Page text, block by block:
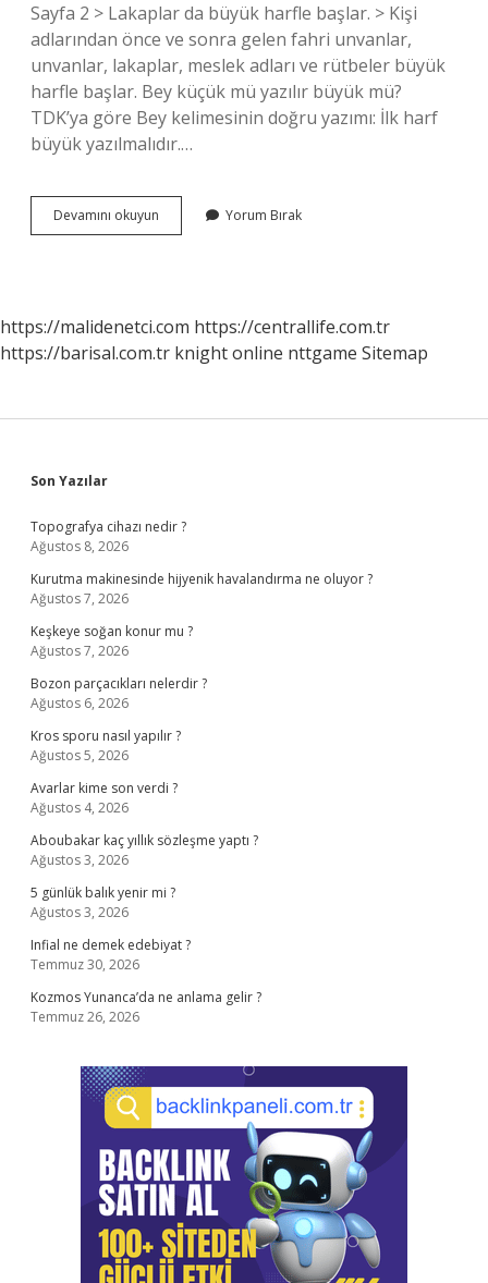
Sayfa 2 > Lakaplar da büyük harfle başlar. > Kişi
adlarından önce ve sonra gelen fahri unvanlar,
unvanlar, lakaplar, meslek adları ve rütbeler büyük
harfle başlar. Bey küçük mü yazılır büyük mü?
TDK’ya göre Bey kelimesinin doğru yazımı: İlk harf
büyük yazılmalıdır.…
Devamını okuyun
Isimleri
Yorum Bırak
https://malidenetci.com https://centrallife.com.tr
https://barisal.com.tr knight online nttgame Sitemap
Sidebar
Son Yazılar
Topografya cihazı nedir ?
Ağustos 8, 2026
Kurutma makinesinde hijyenik havalandırma ne oluyor ?
Ağustos 7, 2026
Keşkeye soğan konur mu ?
Ağustos 7, 2026
Bozon parçacıkları nelerdir ?
Ağustos 6, 2026
Kros sporu nasıl yapılır ?
Ağustos 5, 2026
Avarlar kime son verdi ?
Ağustos 4, 2026
Aboubakar kaç yıllık sözleşme yaptı ?
Ağustos 3, 2026
5 günlük balık yenir mi ?
Ağustos 3, 2026
Infial ne demek edebiyat ?
Temmuz 30, 2026
Kozmos Yunanca’da ne anlama gelir ?
Temmuz 26, 2026